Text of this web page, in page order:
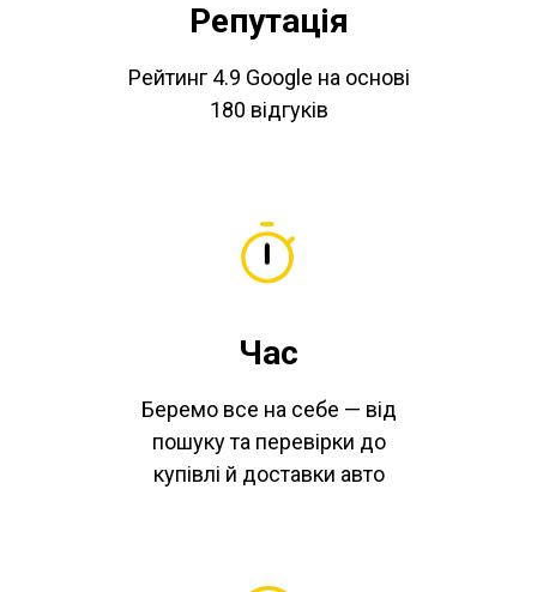
Репутація
Рейтинг 4.9 Google на основі
180 відгуків
Час
Беремо все на себе — від
пошуку та перевірки до
купівлі й доставки авто